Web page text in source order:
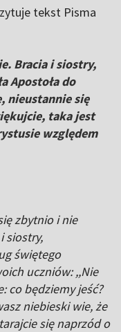
tekst Pisma
Bracia i siostry,
Apostoła do
nieustannie się
taka jest
względem
zbytnio i nie
siostry,
świętego
uczniów: ,,Nie
co będziemy jeść?
niebieski wie, że
się naprzód o